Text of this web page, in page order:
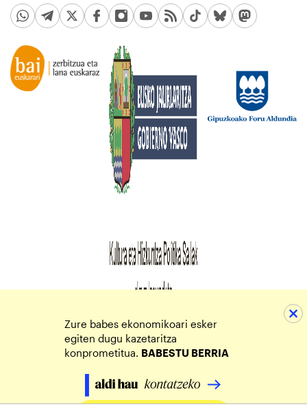
Zure babes ekonomikoari esker
egiten dugu kazetaritza
konprometitua. BABESTU BERRIA